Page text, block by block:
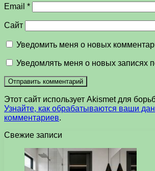
Email *
Сайт
Уведомить меня о новых
Уведомлять меня о новых записях
Этот сайт использует Akismet для
Узнайте, как обрабатываются ваши
комментариев.
Свежие записи